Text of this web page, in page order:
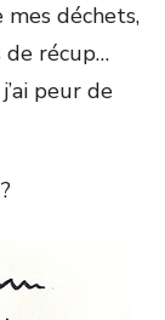
déchets,
de récup…
peur de